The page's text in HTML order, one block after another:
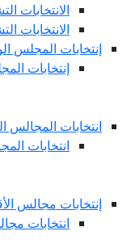
الانتخابات
الانتخابات
إنتخابات المجلس
إنتخابات
انتخابات المجالس
انتخابات
إنتخابات مجالس
انتخابات مجالس